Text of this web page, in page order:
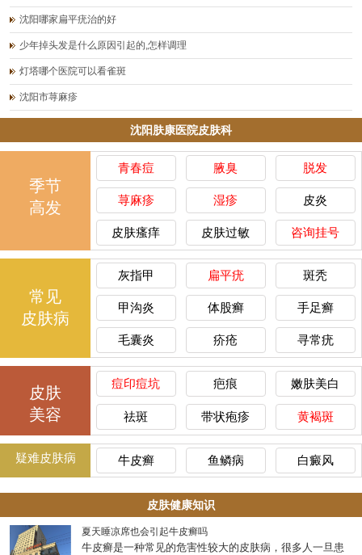
沈阳哪家扁平疣治的好
少年掉头发是什么原因引起的,怎样调理
灯塔哪个医院可以看雀斑
沈阳市荨麻疹
沈阳肤康医院皮肤科
季节
高发
青春痘 腋臭 脱发
荨麻疹 湿疹 皮炎
皮肤瘙痒 皮肤过敏 咨询挂号
常见
皮肤病
灰指甲 扁平疣 斑秃
甲沟炎 体股癣 手足癣
毛囊炎 疥疮 寻常疣
皮肤
美容
痘印痘坑 疤痕 嫩肤美白
祛斑 带状疱疹 黄褐斑
疑难皮肤病 牛皮癣 鱼鳞病 白癜风
皮肤健康知识
夏天睡凉席也会引起牛皮癣吗
牛皮癣是一种常见的危害性较大的皮肤病，很多人一旦患